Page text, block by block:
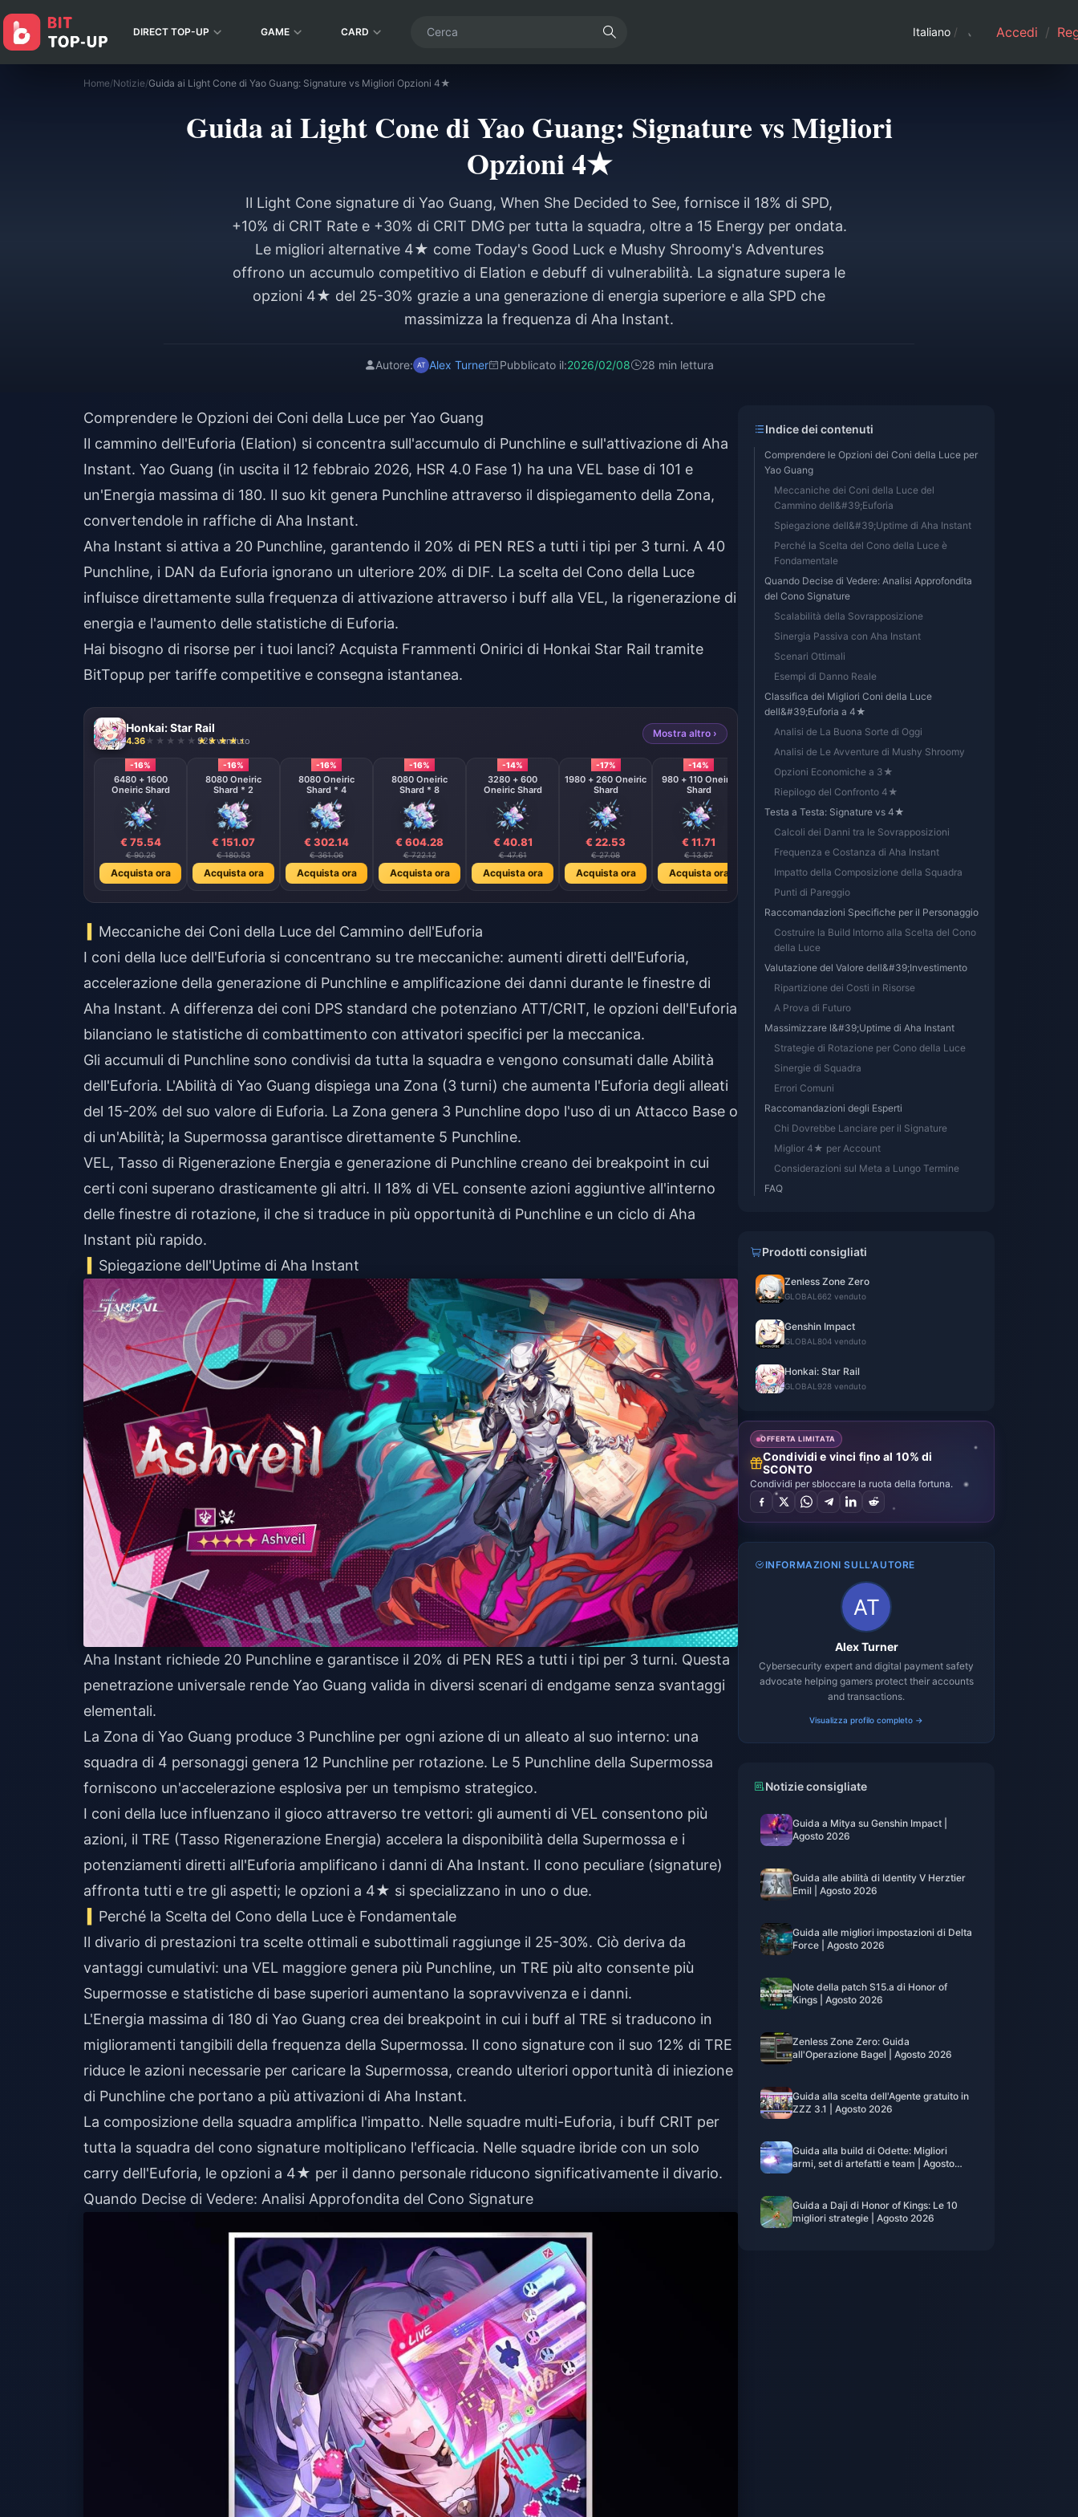
DIRECT TOP-UP GAME CARD Italiano / Accedi /
Home/Notizie/Guida ai Light Cone di Yao Guang: Signature vs Migliori Opzioni 4★
Guida ai Light Cone di Yao Guang: Signature vs Migliori
Opzioni 4★
Il Light Cone signature di Yao Guang, When She Decided to See, fornisce il 18% di SPD,
+10% di CRIT Rate e +30% di CRIT DMG per tutta la squadra, oltre a 15 Energy per ondata.
Le migliori alternative 4★ come Today's Good Luck e Mushy Shroomy's Adventures
offrono un accumulo competitivo di Elation e debuff di vulnerabilità. La signature supera le
opzioni 4★ del 25-30% grazie a una generazione di energia superiore e alla SPD che
massimizza la frequenza di Aha Instant.
Autore: Alex Turner Pubblicato il:2026/02/08 28 min lettura
Comprendere le Opzioni dei Coni della Luce per Yao Guang
Il cammino dell'Euforia (Elation) si concentra sull'accumulo di Punchline e sull'attivazione di Aha
Instant. Yao Guang (in uscita il 12 febbraio 2026, HSR 4.0 Fase 1) ha una VEL base di 101 e
un'Energia massima di 180. Il suo kit genera Punchline attraverso il dispiegamento della Zona,
convertendole in raffiche di Aha Instant.
Aha Instant si attiva a 20 Punchline, garantendo il 20% di PEN RES a tutti i tipi per 3 turni. A 40
Punchline, i DAN da Euforia ignorano un ulteriore 20% di DIF. La scelta del Cono della Luce
influisce direttamente sulla frequenza di attivazione attraverso i buff alla VEL, la rigenerazione di
energia e l'aumento delle statistiche di Euforia.
Hai bisogno di risorse per i tuoi lanci? Acquista Frammenti Onirici di Honkai Star Rail tramite
BitTopup per tariffe competitive e consegna istantanea.
Honkai: Star Rail
4.36 928 venduto
Mostra altro ›
-16%
6480 + 1600
Oneiric Shard
€ 75.54
€ 90.26
Acquista ora
-16%
8080 Oneiric
Shard * 2
€ 151.07
€ 180.53
Acquista ora
-16%
8080 Oneiric
Shard * 4
€ 302.14
€ 361.06
Acquista ora
-16%
8080 Oneiric
Shard * 8
€ 604.28
€ 722.12
Acquista ora
-14%
3280 + 600
Oneiric Shard
€ 40.81
€ 47.61
Acquista ora
-17%
1980 + 260 Oneiric
Shard
€ 22.53
€ 27.08
Acquista ora
-14%
980 + 110 Oneiric
Shard
€ 11.71
€ 13.67
Acquista ora
Express Supply
Pass
€ 4.51
Acquista ora
Shard
€ 4.51
Acquista ora Acquista ora
Meccaniche dei Coni della Luce del Cammino dell'Euforia
I coni della luce dell'Euforia si concentrano su tre meccaniche: aumenti diretti dell'Euforia,
accelerazione della generazione di Punchline e amplificazione dei danni durante le finestre di
Aha Instant. A differenza dei coni DPS standard che potenziano ATT/CRIT, le opzioni dell'Euforia
bilanciano le statistiche di combattimento con attivatori specifici per la meccanica.
Gli accumuli di Punchline sono condivisi da tutta la squadra e vengono consumati dalle Abilità
dell'Euforia. L'Abilità di Yao Guang dispiega una Zona (3 turni) che aumenta l'Euforia degli alleati
del 15-20% del suo valore di Euforia. La Zona genera 3 Punchline dopo l'uso di un Attacco Base o
di un'Abilità; la Supermossa garantisce direttamente 5 Punchline.
VEL, Tasso di Rigenerazione Energia e generazione di Punchline creano dei breakpoint in cui
certi coni superano drasticamente gli altri. Il 18% di VEL consente azioni aggiuntive all'interno
delle finestre di rotazione, il che si traduce in più opportunità di Punchline e un ciclo di Aha
Instant più rapido.
Spiegazione dell'Uptime di Aha Instant
Aha Instant richiede 20 Punchline e garantisce il 20% di PEN RES a tutti i tipi per 3 turni. Questa
penetrazione universale rende Yao Guang valida in diversi scenari di endgame senza svantaggi
elementali.
La Zona di Yao Guang produce 3 Punchline per ogni azione di un alleato al suo interno: una
squadra di 4 personaggi genera 12 Punchline per rotazione. Le 5 Punchline della Supermossa
forniscono un'accelerazione esplosiva per un tempismo strategico.
I coni della luce influenzano il gioco attraverso tre vettori: gli aumenti di VEL consentono più
azioni, il TRE (Tasso Rigenerazione Energia) accelera la disponibilità della Supermossa e i
potenziamenti diretti all'Euforia amplificano i danni di Aha Instant. Il cono peculiare (signature)
affronta tutti e tre gli aspetti; le opzioni a 4★ si specializzano in uno o due.
Perché la Scelta del Cono della Luce è Fondamentale
Il divario di prestazioni tra scelte ottimali e subottimali raggiunge il 25-30%. Ciò deriva da
vantaggi cumulativi: una VEL maggiore genera più Punchline, un TRE più alto consente più
Supermosse e statistiche di base superiori aumentano la sopravvivenza e i danni.
L'Energia massima di 180 di Yao Guang crea dei breakpoint in cui i buff al TRE si traducono in
miglioramenti tangibili della frequenza della Supermossa. Il cono signature con il suo 12% di TRE
riduce le azioni necessarie per caricare la Supermossa, creando ulteriori opportunità di iniezione
di Punchline che portano a più attivazioni di Aha Instant.
La composizione della squadra amplifica l'impatto. Nelle squadre multi-Euforia, i buff CRIT per
tutta la squadra del cono signature moltiplicano l'efficacia. Nelle squadre ibride con un solo
carry dell'Euforia, le opzioni a 4★ per il danno personale riducono significativamente il divario.
Quando Decise di Vedere: Analisi Approfondita del Cono Signature
Indice dei contenuti
Comprendere le Opzioni dei Coni della Luce per
Yao Guang
Meccaniche dei Coni della Luce del
Cammino dell&#39;Euforia
Spiegazione dell&#39;Uptime di Aha Instant
Perché la Scelta del Cono della Luce è
Fondamentale
Quando Decise di Vedere: Analisi Approfondita
del Cono Signature
Scalabilità della Sovrapposizione
Sinergia Passiva con Aha Instant
Scenari Ottimali
Esempi di Danno Reale
Classifica dei Migliori Coni della Luce
dell&#39;Euforia a 4★
Analisi de La Buona Sorte di Oggi
Analisi de Le Avventure di Mushy Shroomy
Opzioni Economiche a 3★
Riepilogo del Confronto 4★
Testa a Testa: Signature vs 4★
Calcoli dei Danni tra le Sovrapposizioni
Frequenza e Costanza di Aha Instant
Impatto della Composizione della Squadra
Punti di Pareggio
Raccomandazioni Specifiche per il Personaggio
Costruire la Build Intorno alla Scelta del Cono
della Luce
Valutazione del Valore dell&#39;Investimento
Ripartizione dei Costi in Risorse
A Prova di Futuro
Massimizzare l&#39;Uptime di Aha Instant
Strategie di Rotazione per Cono della Luce
Sinergie di Squadra
Errori Comuni
Raccomandazioni degli Esperti
Chi Dovrebbe Lanciare per il Signature
Miglior 4★ per Account
Considerazioni sul Meta a Lungo Termine
FAQ
Prodotti consigliati
Zenless Zone Zero
GLOBAL 662 venduto
Genshin Impact
GLOBAL 804 venduto
Honkai: Star Rail
GLOBAL 928 venduto
OFFERTA LIMITATA
Condividi e vinci fino al 10% di
SCONTO
Condividi per sbloccare la ruota della fortuna.
INFORMAZIONI SULL'AUTORE
Alex Turner
Cybersecurity expert and digital payment safety
advocate helping gamers protect their accounts
and transactions.
Visualizza profilo completo →
Notizie consigliate
Guida a Mitya su Genshin Impact |
Agosto 2026
Guida alle abilità di Identity V Herztier
Emil | Agosto 2026
Guida alle migliori impostazioni di Delta
Force | Agosto 2026
Note della patch S15.a di Honor of
Kings | Agosto 2026
Zenless Zone Zero: Guida
all'Operazione Bagel | Agosto 2026
Guida alla scelta dell'Agente gratuito in
ZZZ 3.1 | Agosto 2026
Guida alla build di Odette: Migliori
armi, set di artefatti e team | Agosto
Guida a Daji di Honor of Kings: Le 10
migliori strategie | Agosto 2026